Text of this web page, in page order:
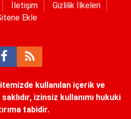
İletişim
Gizlilik İlkeleri
Ekle
kullanılan içerik ve
izinsiz kullanımı hukuki
tabidir.